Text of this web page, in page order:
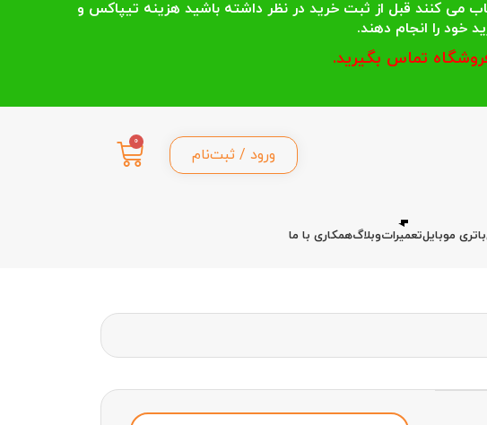
ورود / ثبت‌نام
0
باتری موبایلتعمیراتوبلاگهمکاری با ما
تیپاکس یا پست انتخاب می کنند قبل از ثبت خرید در نظر داشته باشید هزینه تیپاکس و
تماس بگیرید.